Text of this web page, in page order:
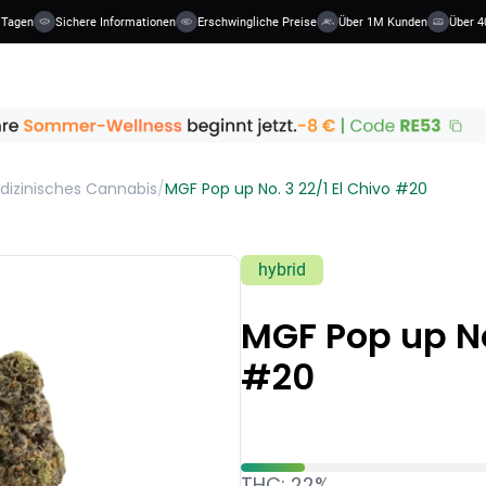
Sichere Informationen Erschwingliche Preise Über 1M Kunden Über
Cannabis/MGF Pop up No. 3 22/1 El Chivo #20
hybrid
MGF Pop up
#20